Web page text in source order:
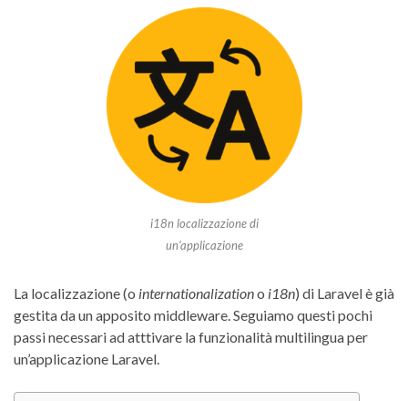
i18n localizzazione di
un’applicazione
La localizzazione (o internationalizationo i18n) di Laravel è già
gestita da un apposito middleware. Seguiamo questi pochi
passi necessari ad atttivare la funzionalità multilingua per
un’applicazione Laravel.